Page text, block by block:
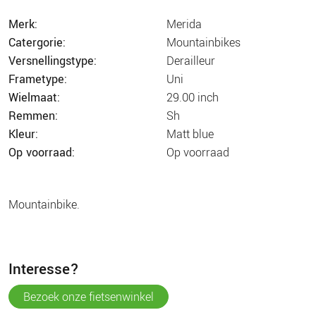
merk:
merida
catergorie:
mountainbikes
versnellingstype:
derailleur
frametype:
uni
wielmaat:
29.00 inch
remmen:
sh
kleur:
matt blue
op voorraad:
op voorraad
mountainbike.
interesse?
bezoek onze fietsenwinkel